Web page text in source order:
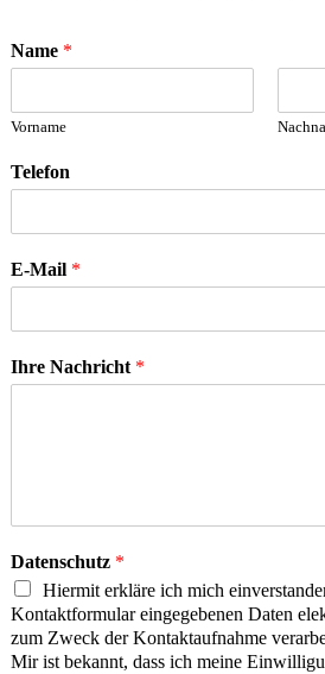
Name *
Vorname
Telefon
E-Mail *
Ihre Nachricht *
Datenschutz *
Hiermit erkläre ich mich
Kontaktformular eingegebenen Daten
zum Zweck der Kontaktaufnahme
Mir ist bekannt, dass ich meine